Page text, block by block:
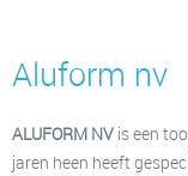
Aluform nv
ALUFORM NV is een
jaren heen heeft